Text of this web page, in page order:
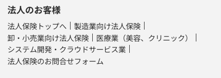
法人のお客様
法人保険トップへ
製造業向け法人保険
卸・小売業向け法人保険
医療業（美容、クリニック）
システム開発・クラウドサービス業
法人保険のお問合せフォーム